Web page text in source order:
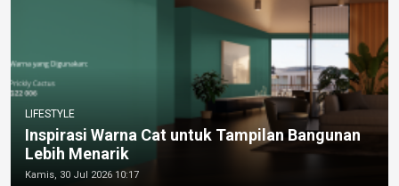
LIFESTYLE
Inspirasi Warna Cat untuk Tampilan Bangunan
Lebih Menarik
Kamis, 30 Jul 2026 10:17